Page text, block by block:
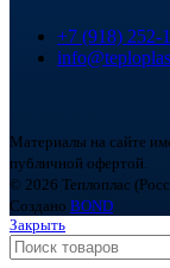
+7 (918) 252-
Материалы на сайте
публичной офертой.
© 2026 Теплоплас
Создано BOND
Закрыть